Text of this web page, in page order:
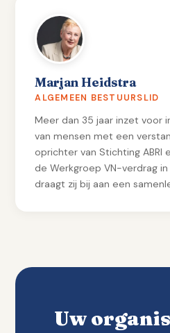
Marjan Heidstra
ALGEMEEN BESTUURSLID
Meer dan 35 jaar inzet voor
van mensen met een
oprichter van Stichting ABRI
de Werkgroep VN-verdrag in
draagt zij bij aan een
Uw